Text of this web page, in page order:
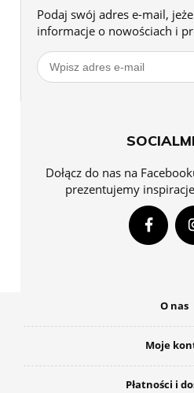
Podaj swój adres e-mail,
informacje o nowościach i
Dołącz do nas na
prezentujemy
O nas
Moje
Płatności i